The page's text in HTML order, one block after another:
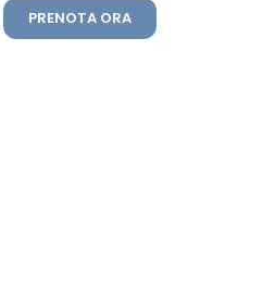
PRENOTA ORA